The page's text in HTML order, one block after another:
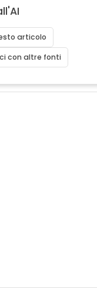
articolo
con altre fonti